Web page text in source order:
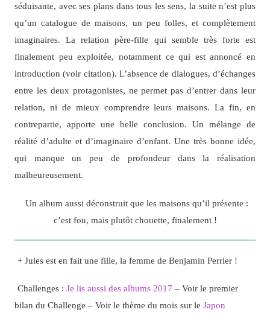
séduisante, avec ses plans dans tous les sens, la suite n’est plus
qu’un catalogue de maisons, un peu folles, et complètement
imaginaires. La relation père-fille qui semble très forte est
finalement peu exploitée, notamment ce qui est annoncé en
introduction (voir citation). L’absence de dialogues, d’échanges
entre les deux protagonistes, ne permet pas d’entrer dans leur
relation, ni de mieux comprendre leurs maisons. La fin, en
contrepartie, apporte une belle conclusion. Un mélange de
réalité d’adulte et d’imaginaire d’enfant. Une très bonne idée,
qui manque un peu de profondeur dans la réalisation
malheureusement.
Un album aussi déconstruit que les maisons qu’il présente :
c’est fou, mais plutôt chouette, finalement !
+ Jules est en fait une fille, la femme de Benjamin Perrier !
Challenges : Je lis aussi des albums 2017 – Voir le premier
bilan du Challenge – Voir le thème du mois sur le Japon